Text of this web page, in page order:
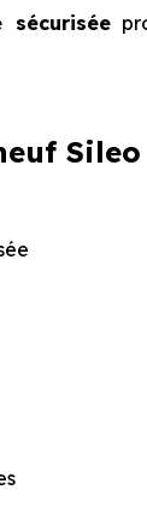
sécurisée
Sileo